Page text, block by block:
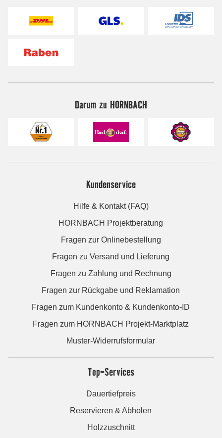
Darum zu HORNBACH
Kundenservice
Hilfe & Kontakt (FAQ)
HORNBACH Projektberatung
Fragen zur Onlinebestellung
Fragen zu Versand und Lieferung
Fragen zu Zahlung und Rechnung
Fragen zur Rückgabe und Reklamation
Fragen zum Kundenkonto & Kundenkonto-ID
Fragen zum HORNBACH Projekt-Marktplatz
Muster-Widerrufsformular
Top-Services
Dauertiefpreis
Reservieren & Abholen
Holzzuschnitt